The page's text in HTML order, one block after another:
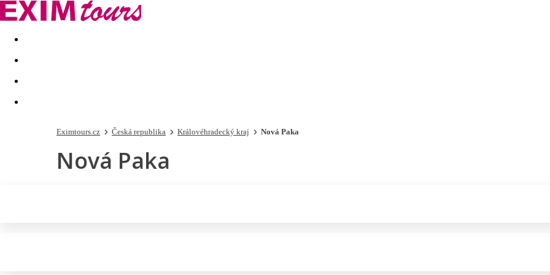
Akční nabídky Last minute
Eximtours.cz Česká republika Královéhradecký kraj Nová Paka
Nová Paka